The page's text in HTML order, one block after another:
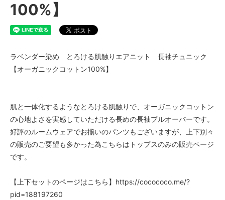
100%】
ラベンダー染め とろける肌触りエアニット 長袖チュニック
【オーガニックコットン100%】
肌と一体化するようなとろける肌触りで、オーガニックコットン
の心地よさを実感していただける長めの長袖プルオーバーです。
好評のルームウェアでお揃いのパンツもございますが、上下別々
の販売のご要望も多かった為こちらはトップスのみの販売ページ
です。
【上下セットのページはこちら】https://cocococo.me/?
pid=188197260